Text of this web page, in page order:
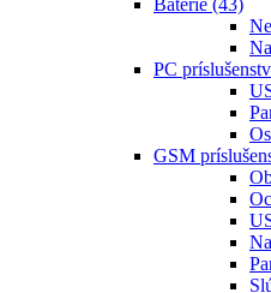
Batérie (43)
PC
GSM